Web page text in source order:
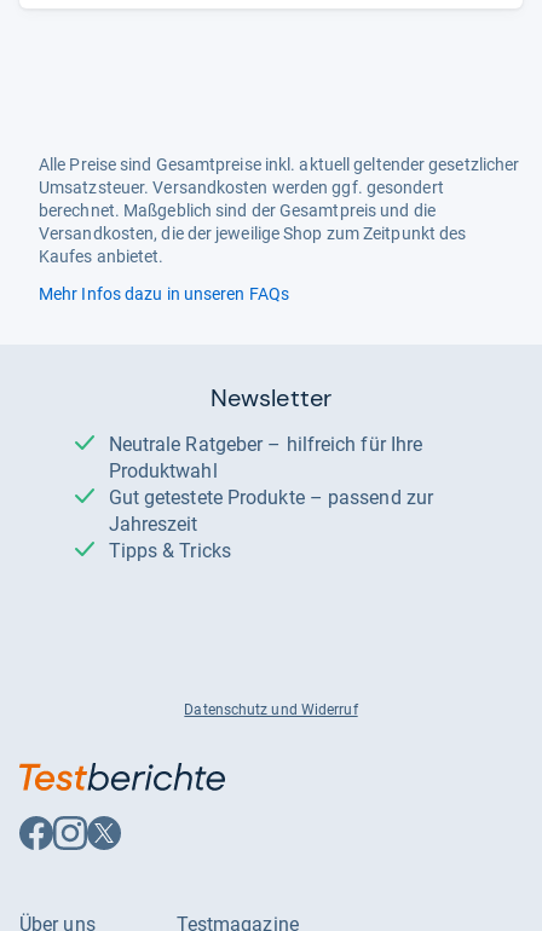
Alle Preise sind Gesamtpreise inkl. aktuell geltender gesetzlicher
Umsatzsteuer. Versandkosten werden ggf. gesondert
berechnet. Maßgeblich sind der Gesamtpreis und die
Versandkosten, die der jeweilige Shop zum Zeitpunkt des
Kaufes anbietet.
Mehr Infos dazu in unseren FAQs
Newsletter
Neutrale Ratgeber – hilfreich für Ihre
Produktwahl
Gut getestete Produkte – passend zur
Jahreszeit
Tipps & Tricks
Datenschutz und Widerruf
Auf
Facebook
Auf
Instagram
Auf
X
Über uns Testmagazine